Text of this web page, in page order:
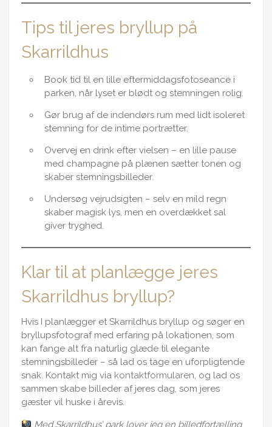
Tips til jeres bryllup på
Skarrildhus
Book tid til en lille eftermiddagsfotoseance i
parken, når lyset er blødt og stemningen rolig.
Gør brug af de indendørs rum med lidt isoleret
stemning for de intime portrætter.
Overvej en drink efter vielsen – en lille pause
med champagne på plænen sætter tonen og
skaber stemningsbilleder.
Undersøg vejrudsigten – selv en mild regn
skaber magisk lys, men en overdækket sal
giver tryghed.
Klar til at planlægge jeres
Skarrildhus bryllup?
Hvis I planlægger et Skarrildhus bryllup og søger en
bryllupsfotograf med erfaring på lokationen, som
kan fange alt fra naturlig glæde til elegante
stemningsbilleder – så lad os tage en uforpligtende
snak. Kontakt mig via kontaktformularen , og lad os
sammen skabe billeder af jeres dag, som jeres
gæster vil huske i årevis.
Med Skarrildhus’ park lover jeg en billedfortælling